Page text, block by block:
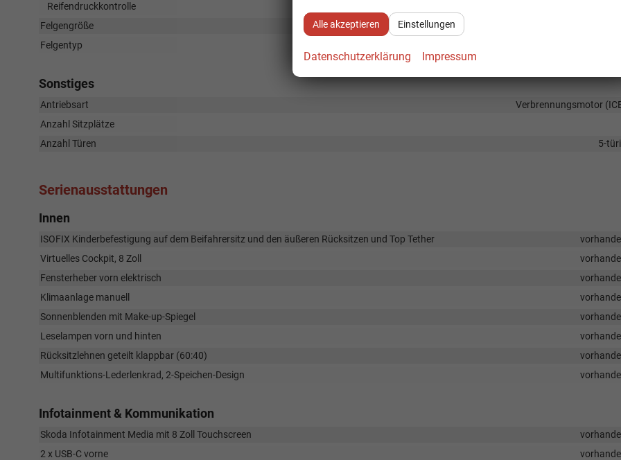
Reifendruckkontrolle
Felgengröße
Felgentyp
Sonstiges
Antriebsart
Verbrennungsmotor
Anzahl Sitzplätze
Anzahl Türen
5-
Serienausstattungen
Innen
ISOFIX Kinderbefestigung auf dem Beifahrersitz und den äußeren Rücksitzen und Top Tether
Virtuelles Cockpit, 8 Zoll
Fensterheber vorn elektrisch
Klimaanlage manuell
Sonnenblenden mit Make-up-Spiegel
Leselampen vorn und hinten
Rücksitzlehnen geteilt klappbar (60:40)
Multifunktions-Lederlenkrad, 2-Speichen-Design
Infotainment & Kommunikation
Skoda Infotainment Media mit 8 Zoll Touchscreen
2 x USB-C vorne
Alle akzeptieren Einstellungen
Datenschutzerklärung Impressum